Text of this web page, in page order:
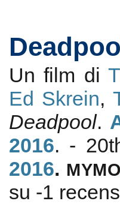
Un film di
Ed Skrein,
Deadpool.
2016. -
2016.
su -1